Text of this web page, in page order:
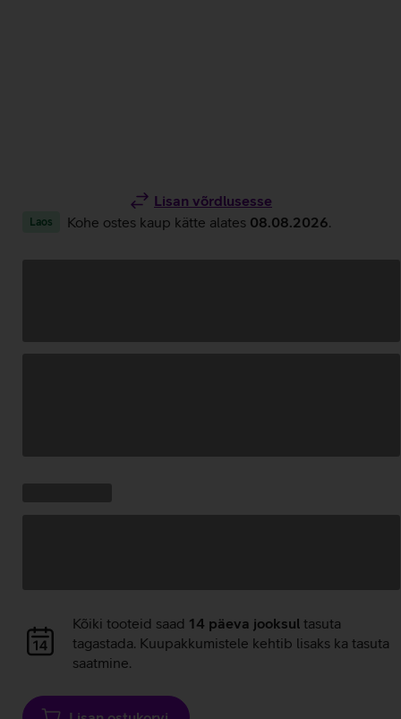
Lisan võrdlusesse
Laos Kohe ostes kaup kätte alates 08.08.2026
Andmete
laadimine
Kõiki tooteid saad 14 päeva jooksul tasuta
tagastada. Kuupakkumistele kehtib lisaks ka tasuta
saatmine.